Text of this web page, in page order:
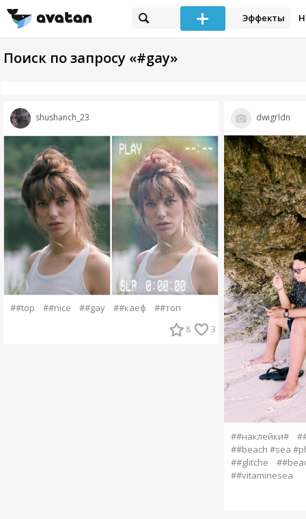
Эффекты
Поиск по запросу «#gay»
shushanch_23
##top ##nice ##gay ##каеф ##топ
8 3
dwigrldn
##наклейки#
##beach #sea
##glitche
##vitaminesea